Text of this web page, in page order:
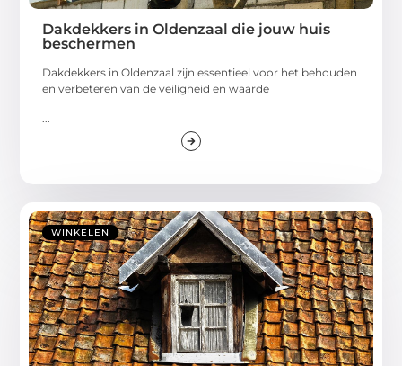
Dakdekkers in Oldenzaal die jouw huis
beschermen
Dakdekkers in Oldenzaal zijn essentieel voor het behouden
en verbeteren van de veiligheid en waarde
WINKELEN